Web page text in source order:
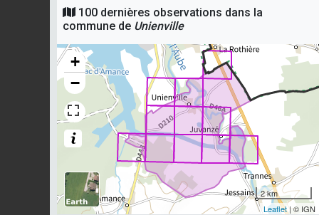
Turdus merulaLinnaeus, 1758
115observations
Pinson des arbres
Fringilla coelebsLinnaeus, 1758
105observations
Dernière observation en2026 Fiche espèce
Corneille noire
Corvus corone
Linnaeus, 1758
97observations
Dernière observation en 2026 Fiche espèce
100 dernières observations dans la
commune de Unienville
+
−
2 km
Leaflet| © IGN